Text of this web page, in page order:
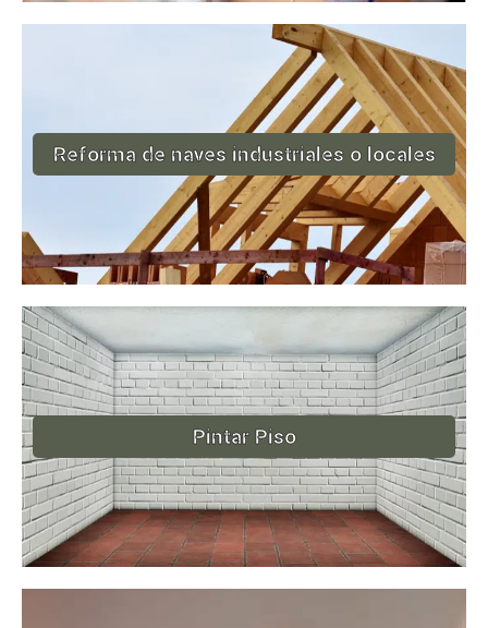
Reforma de naves industriales o locales
Pintar Piso